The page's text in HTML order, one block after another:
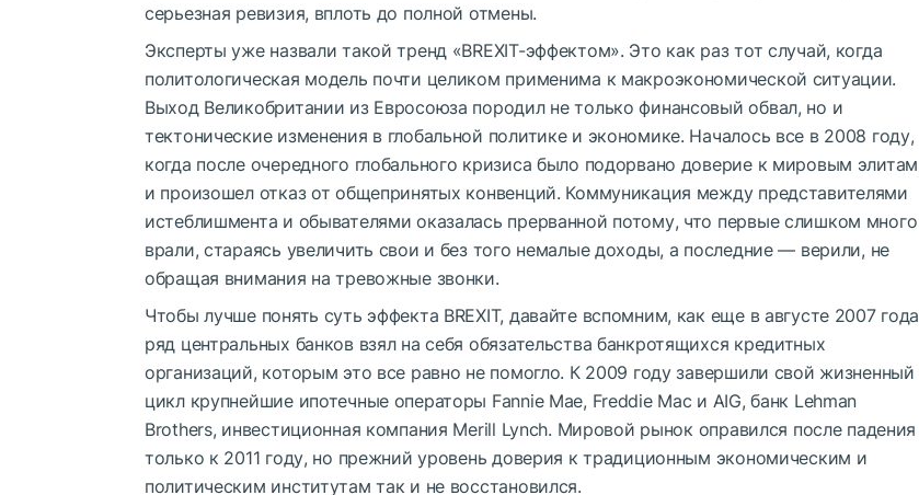
серьезная ревизия, вплоть до полной отмены.
Эксперты уже назвали такой тренд «BREXIT-эффектом». Это как раз тот случай, когда
политологическая модель почти целиком применима к макроэкономической ситуации.
Выход Великобритании из Евросоюза породил не только финансовый обвал, но и
тектонические изменения в глобальной политике и экономике. Началось все в 2008 году,
когда после очередного глобального кризиса было подорвано доверие к мировым элитам
и произошел отказ от общепринятых конвенций. Коммуникация между представителями
истеблишмента и обывателями оказалась прерванной потому, что первые слишком много
врали, стараясь увеличить свои и без того немалые доходы, а последние — верили, не
обращая внимания на тревожные звонки.
Чтобы лучше понять суть эффекта BREXIT, давайте вспомним, как еще в августе 2007 года
ряд центральных банков взял на себя обязательства банкротящихся кредитных
организаций, которым это все равно не помогло. К 2009 году завершили свой жизненный
цикл крупнейшие ипотечные операторы Fannie Mae, Freddie Mac и AIG, банк Lehman
Brothers, инвестиционная компания Merill Lynch. Мировой рынок оправился после падения
только к 2011 году, но прежний уровень доверия к традиционным экономическим и
политическим институтам так и не восстановился.